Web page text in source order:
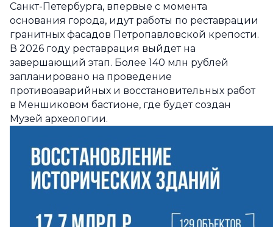
Санкт-Петербурга, впервые с момента
основания города, идут работы по реставрации
гранитных фасадов Петропавловской крепости.
В 2026 году реставрация выйдет на
завершающий этап. Более 140 млн рублей
запланировано на проведение
противоаварийных и восстановительных работ
в Меншиковом бастионе, где будет создан
Музей археологии.